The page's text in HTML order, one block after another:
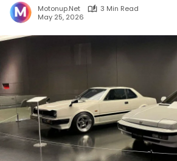
Motonup.net
3 Min Read
May 25, 2026